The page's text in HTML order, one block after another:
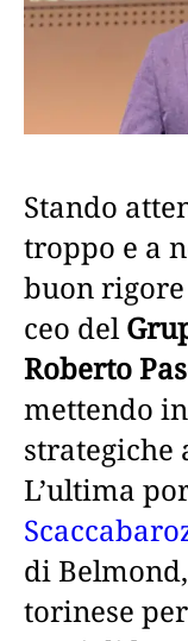
Stando
troppo e a
buon
ceo del
Roberto
mettendo
strategiche
L’ultima
di
torinese